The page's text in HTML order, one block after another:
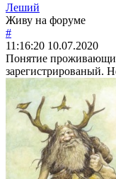
Леший
Живу на форуме
#
11:16:20 10.07.2020
Понятие
зарегистрированый.